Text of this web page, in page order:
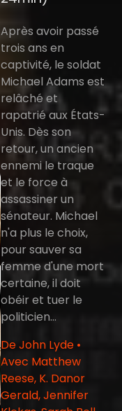
Après avoir passé
trois ans en
captivité, le soldat
Michael Adams est
relâché et
rapatrié aux États-
Unis. Dès son
retour, un ancien
ennemi le traque
et le force à
assassiner un
sénateur. Michael
n'a plus le choix,
pour sauver sa
femme d'une mort
certaine, il doit
obéir et tuer le
politicien...
De John Lyde •
Avec Matthew
Reese, K. Danor
Gerald, Jennifer